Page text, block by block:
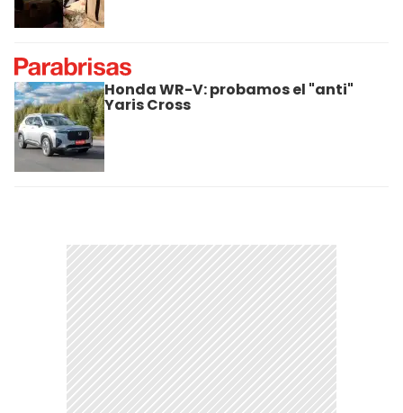
Honda WR-V: probamos el "anti"
Yaris Cross